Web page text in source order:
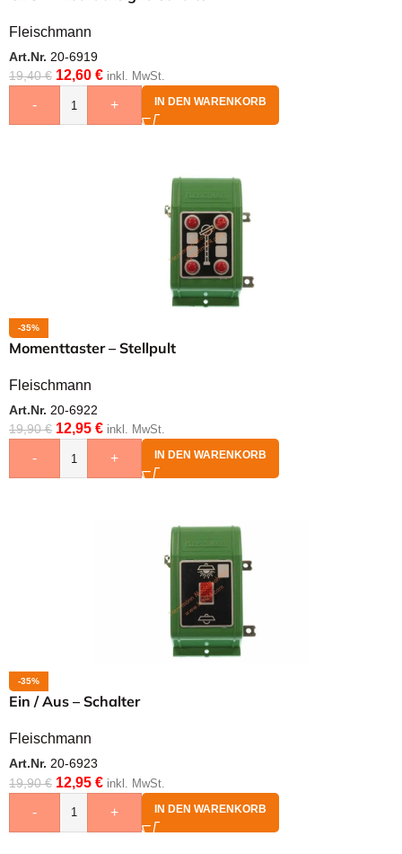
Fleischmann
Art.Nr. 20-6919
19,40€ 12,60 € inkl. MwSt.
- + IN DEN WARENKORB
-35%
Momenttaster – Stellpult
Fleischmann
Art.Nr. 20-6922
19,90€ 12,95 € inkl. MwSt.
- + IN DEN WARENKORB
-35%
Ein / Aus – Schalter
Fleischmann
Art.Nr. 20-6923
19,90€ 12,95 € inkl. MwSt.
- + IN DEN WARENKORB